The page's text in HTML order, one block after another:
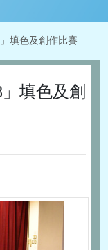
填色及創作比賽
填色及創